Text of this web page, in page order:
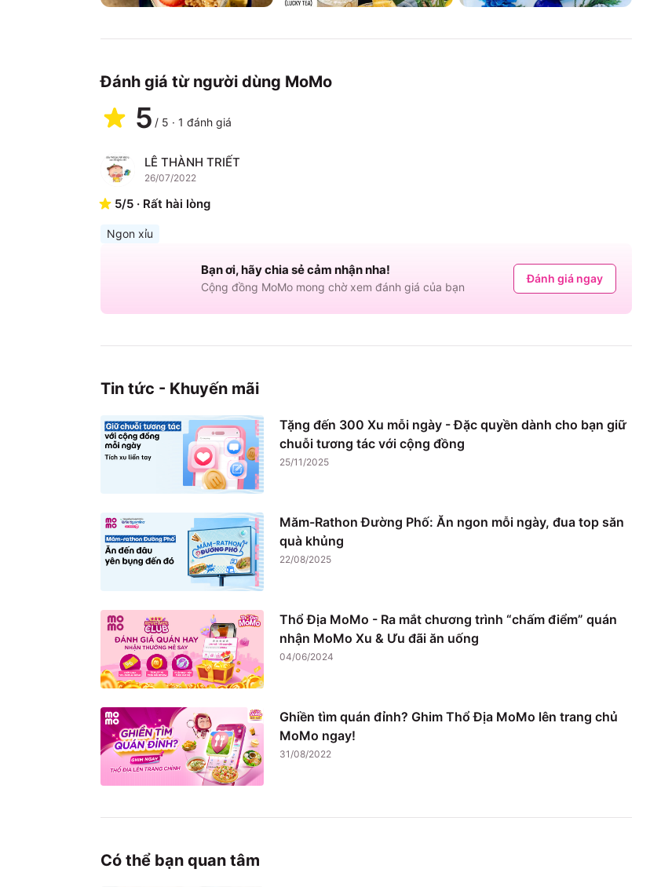
Đánh giá từ người dùng MoMo
5 / 5 · 1 đánh giá
L LÊ THÀNH TRIẾT
26/07/2022
5/5 · Rất hài lòng
Ngon xỉu
Bạn ơi, hãy chia sẻ cảm nhận nha!
Cộng đồng MoMo mong chờ xem đánh giá của bạn
Đánh giá ngay
Tin tức - Khuyến mãi
Tặng đến 300 Xu mỗi ngày - Đặc quyền dành cho bạn giữ
chuỗi tương tác với cộng đồng
25/11/2025
Măm-Rathon Đường Phố: Ăn ngon mỗi ngày, đua top săn
quà khủng
22/08/2025
Thổ Địa MoMo - Ra mắt chương trình “chấm điểm” quán
nhận MoMo Xu & Ưu đãi ăn uống
04/06/2024
Ghiền tìm quán đỉnh? Ghim Thổ Địa MoMo lên trang chủ
MoMo ngay!
31/08/2022
Có thể bạn quan tâm